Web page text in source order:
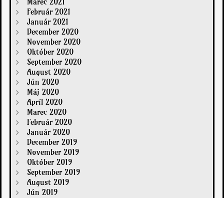
Február 2021
Január 2021
December 2020
November 2020
Október 2020
September 2020
August 2020
Jún 2020
Máj 2020
Apríl 2020
Marec 2020
Február 2020
Január 2020
December 2019
November 2019
Október 2019
September 2019
August 2019
Jún 2019